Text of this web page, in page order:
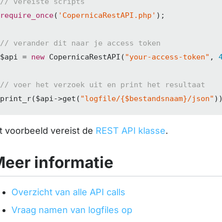
require_once( 'CopernicaRestAPI.php' );
// verander dit naar je access token
$api = new CopernicaRestAPI( "your-access-token" ,
// voer het verzoek uit en print het resultaat
print_r($api->get( "logfile/{$bestandsnaam}/json"
voorbeeld vereist de REST API klasse.
informatie
Overzicht van alle API calls
Vraag namen van logfiles op